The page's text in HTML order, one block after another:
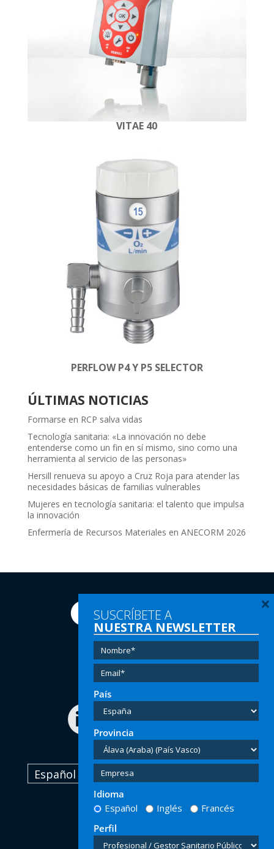
VITAE 40
PERFLOW P4 Y P5 SELECTOR
ÚLTIMAS NOTICIAS
Formarse en RCP salva vidas
Tecnología sanitaria: «La innovación no debe
entenderse como un fin en sí mismo, sino como una
herramienta al servicio de las personas»
Hersill renueva su apoyo a Cruz Roja para atender las
necesidades básicas de familias vulnerables
Mujeres en tecnología sanitaria: el talento que impulsa
la innovación
Enfermería de Recursos Materiales en ANECORM 2026
Tel:(+34) 91 616 60 00
Email:info@hersill.com
Español
SUSCRÍBETE A
NUESTRA NEWSLETTER
País
Provincia
Idioma
Español
Inglés
Francés
Perfil
×